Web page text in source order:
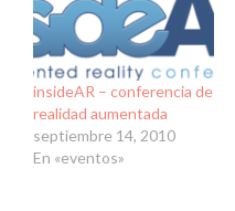
insideAR – conferencia de
realidad aumentada
septiembre 14, 2010
En «eventos»